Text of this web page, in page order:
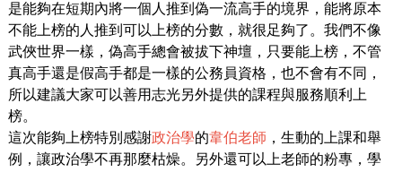
是能夠在短期內將一個人推到偽一流高手的境界，能將原本
不能上榜的人推到可以上榜的分數，就很足夠了。我們不像
武俠世界一樣，偽高手總會被拔下神壇，只要能上榜，不管
真高手還是假高手都是一樣的公務員資格，也不會有不同，
所以建議大家可以善用志光另外提供的課程與服務順利上
榜。
這次能夠上榜特別感謝政治學的韋伯老師 ，生動的上課和舉
例，讓政治學不再那麼枯燥。另外還可以上老師的粉專，學